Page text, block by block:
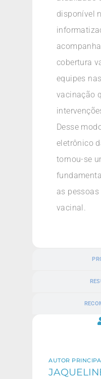
disponível
cobertura
equipes
vacinação
Desse
eletrônico
tornou-se
as
vacinal.
AUTOR